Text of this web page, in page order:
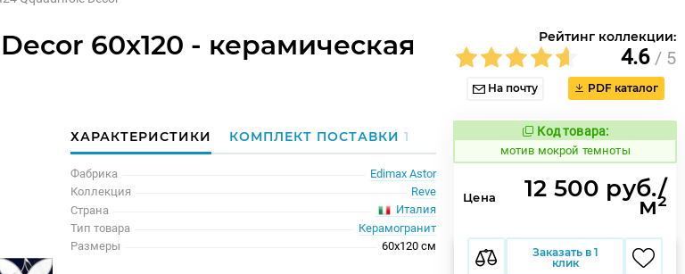
60x120 - керамическая
Рейтинг коллекции:
4.6 / 5
На почту PDF каталог
ХАРАКТЕРИСТИКИ КОМПЛЕКТ ПОСТАВКИ1
Фабрика
Edimax Astor
Коллекция
Reve
Страна
Италия
Тип товара
Керамогранит
Размеры
60x120 см
Код товара:
1038602 Код товара:
мотив мокрой темноты
Цена 12 500 руб./
м²
Заказать в 1
клик